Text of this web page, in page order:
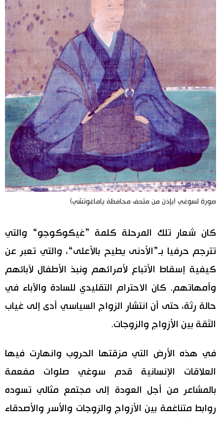
صورة لسوغي (بإذن من متحف محافظة ياماغوتشي)
كان شعار تلك المرحلة كلمة ”غيكوكوجو“ والتي
تترجم حرفيا بـ”الأدنى يطيح بالأعلى“، والتي تعبر عن
كيفية إسقاط الأتباع لأمرائهم ونبذ الأطفال لآبائهم
وأمهاتهم. كان الاحترام التقليدي للسادة والآباء في
حالة رثة، حتى أن انتشار الزواج السياسي أدى إلى غياب
الثقة بين الأزواج والزوجات.
في هذه الأرض التي مزقتها الحروب وانهارت فيها
العلاقات الإنسانية قدم سوغي صلوات مفعمة
بالمشاعر من أجل العودة إلى مجتمع مثالي تسوده
روابط متناغمة بين الأزواج والزوجات والأسر والأصدقاء